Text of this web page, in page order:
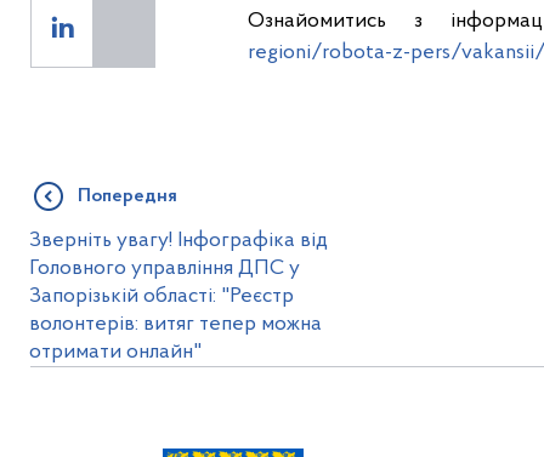
Ознайомитись з
regioni/robota-z-pers/
Попередня
Зверніть увагу! Інфографіка від
Головного управління ДПС у
Запорізькій області: "Реєстр
волонтерів: витяг тепер можна
отримати онлайн"